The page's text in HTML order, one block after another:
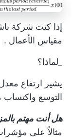
إذا كنت شركة
مقياس الأعمال .
_لماذا؟
يشير ارتفاع
التوسع
هل أنت مهتم
مثالاً على مؤشرات